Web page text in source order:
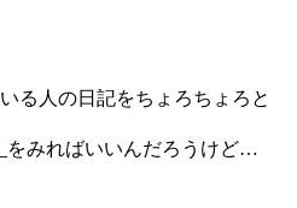
る人の日記をちょろちょろと
をみればいいんだろうけど…